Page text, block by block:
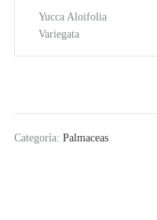
Yucca Aloifolia
Variegata
Categoría: Palmaceas